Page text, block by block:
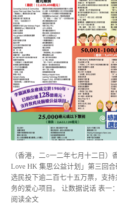
（香港，二○一二年七月十二日）
Love HK 集思公益计划」第三回
选民投下逾二百七十五万票，支
务的爱心项目。 让数据说话 表一
阅读全文